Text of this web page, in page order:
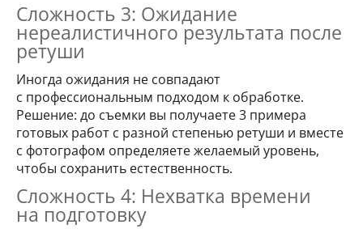
Сложность 3: Ожидание
нереалистичного результата после
ретуши
Иногда ожидания не совпадают
с профессиональным подходом к обработке.
Решение: до съемки вы получаете 3 примера
готовых работ с разной степенью ретуши и вместе
с фотографом определяете желаемый уровень,
чтобы сохранить естественность.
Сложность 4: Нехватка времени
на подготовку